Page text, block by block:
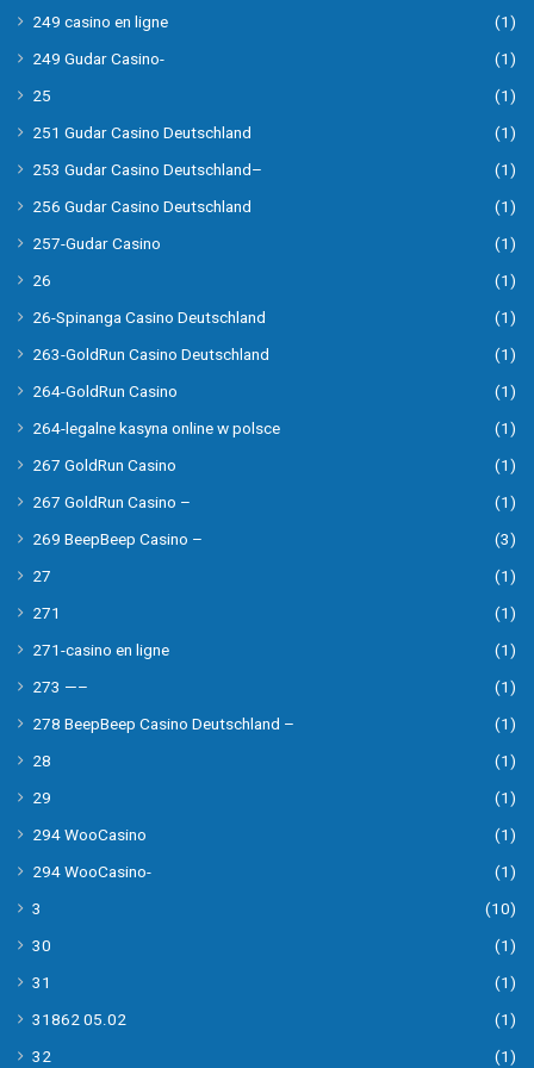
249 casino en ligne
(1)
249 Gudar Casino-
(1)
25
(1)
251 Gudar Casino Deutschland
(1)
253 Gudar Casino Deutschland–
(1)
256 Gudar Casino Deutschland
(1)
257-Gudar Casino
(1)
26
(1)
26-Spinanga Casino Deutschland
(1)
263-GoldRun Casino Deutschland
(1)
264-GoldRun Casino
(1)
264-legalne kasyna online w polsce
(1)
267 GoldRun Casino
(1)
267 GoldRun Casino –
(1)
269 BeepBeep Casino –
(3)
27
(1)
271
(1)
271-casino en ligne
(1)
273 —–
(1)
278 BeepBeep Casino Deutschland –
(1)
28
(1)
29
(1)
294 WooCasino
(1)
294 WooCasino-
(1)
3
(10)
30
(1)
31
(1)
31862 05.02
(1)
32
(1)